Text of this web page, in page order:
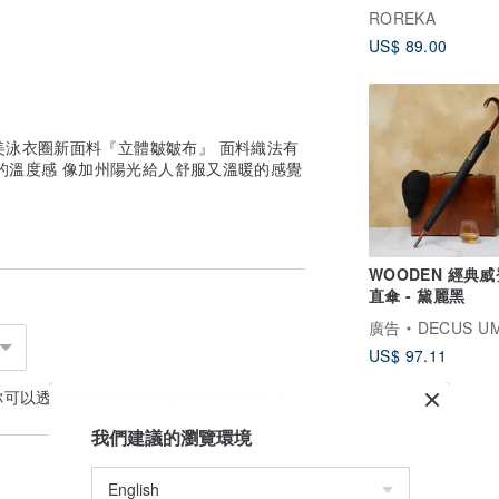
ROREKA
US$ 89.00
WOODEN 經典
直傘 - 黛麗黑
廣告
DECUS
US$ 97.11
衣圈新面料『立體皺皺布』 面料織法有
度感 像加州陽光給人舒服又溫暖的感覺
以透過
我們建議的瀏覽環境